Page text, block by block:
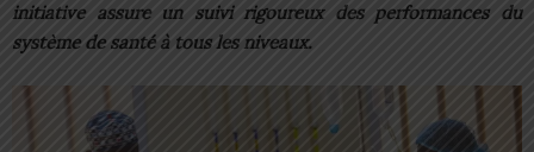
initiative assure un suivi rigoureux des performances du
système de santé à tous les niveaux.